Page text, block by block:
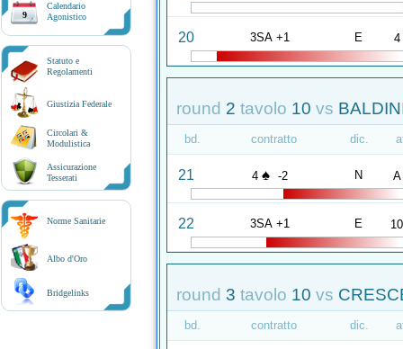
9
Calendario
Agonistico
Statuto e
Regolamenti
Giustizia Federale
Circolari &
Modulistica
Assicurazione
Tesserati
Norme Sanitarie
Albo d'Oro
Bridgelinks
20 3SA +1 E 4
round 2 tavolo 10 vs
bd. contratto dic.
21 4 ♠ -2 N A
22 3SA +1 E 10
round 3 tavolo 10 vs
bd. contratto dic.